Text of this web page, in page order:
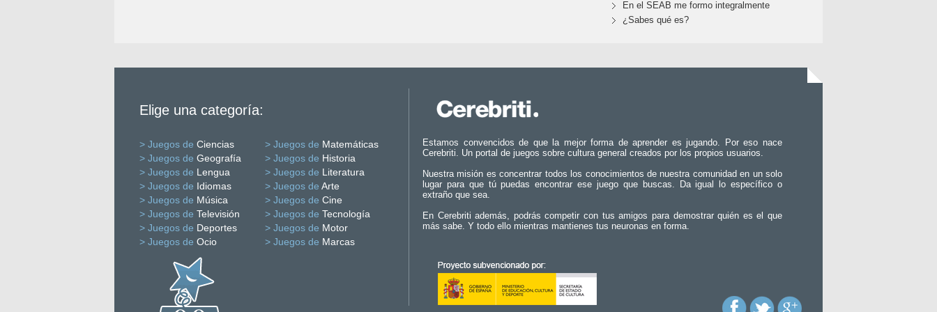
En el SEAB me formo integralmente
¿Sabes qué es?
Elige una categoría:
> Juegos de Ciencias > Juegos de Matemáticas
> Juegos de Geografía > Juegos de Historia
> Juegos de Lengua > Juegos de Literatura
> Juegos de Idiomas > Juegos de Arte
> Juegos de Música > Juegos de Cine
> Juegos de Televisión > Juegos de Tecnología
> Juegos de Deportes > Juegos de Motor
> Juegos de Ocio > Juegos de Marcas
Estamos convencidos de que la mejor forma de aprender es jugando. Por eso nace
Cerebriti. Un portal de juegos sobre cultura general creados por los propios usuarios.
Nuestra misión es concentrar todos los conocimientos de nuestra comunidad en un solo
lugar para que tú puedas encontrar ese juego que buscas. Da igual lo específico o
extraño que sea.
En Cerebriti además, podrás competir con tus amigos para demostrar quién es el que
más sabe. Y todo ello mientras mantienes tus neuronas en forma.